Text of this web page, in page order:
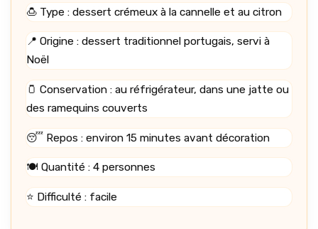
🍮 Type : dessert crémeux à la cannelle et au citron
📍 Origine : dessert traditionnel portugais, servi à
Noël
🫙 Conservation : au réfrigérateur, dans une jatte ou
des ramequins couverts
😴 Repos : environ 15 minutes avant décoration
🍽️ Quantité : 4 personnes
⭐ Difficulté : facile